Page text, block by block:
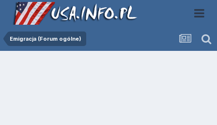
Emigracja (Forum ogólne)